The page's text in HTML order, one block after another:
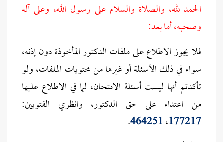
الحمد لله، والصلاة والسلام على رسول الله، وعلى آله
وصحبه، أما بعد:
فلا يجوز الاطلاع على ملفات الدكتور المأخوذة دون إذنه،
سواء في ذلك الأسئلة أو غيرها من محتويات الملفات، ولو
تأكدتم أنها ليست أسئلة الامتحان، لما في الاطلاع عليها
من اعتداء على حق الدكتور، وانظري الفتويين:
177217،464251
.